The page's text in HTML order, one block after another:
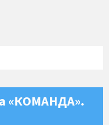
«КОМАНДА».